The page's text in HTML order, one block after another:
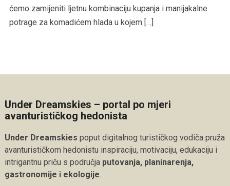
ćemo zamijeniti ljetnu kombinaciju kupanja i manijakalne
potrage za komadićem hlada u kojem […]
Under Dreamskies – portal po mjeri
avanturističkog hedonista
Under Dreamskies poput digitalnog turističkog vodiča pruža
avanturističkom hedonistu inspiraciju, motivaciju, edukaciju i
intrigantnu priču s područja putovanja, planinarenja,
gastronomije i ekologije